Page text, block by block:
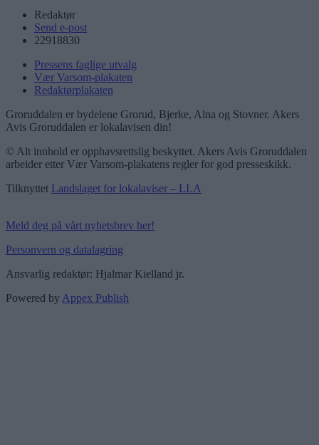
Redaktør
Send e-post
22918830
Pressens faglige utvalg
Vær Varsom-plakaten
Redaktørplakaten
Groruddalen er bydelene Grorud, Bjerke, Alna og Stovner. Akers
Avis Groruddalen er lokalavisen din!
© Alt innhold er opphavsrettslig beskyttet. Akers Avis Groruddalen
arbeider etter Vær Varsom-plakatens regler for god presseskikk.
Tilknyttet Landslaget for lokalaviser – LLA
Meld deg på vårt nyhetsbrev her!
Personvern og datalagring
Ansvarlig redaktør: Hjalmar Kielland jr.
Powered by Appex Publish